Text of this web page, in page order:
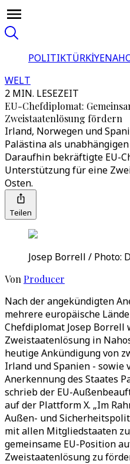
POLITIKTÜRKİYE
WELT
2 MIN. LESEZEIT
EU-Chefdiplomat:
Zweistaatenlösung fördern
Irland, Norwegen und
Palästina als
Daraufhin bekräftigte EU-
Unterstützung für eine
Osten.
Teilen
Josep Borrell / Photo:
Von Producer
Nach der angekündigten
mehrere europäische
Chefdiplomat Josep
Zweistaatenlösung in
heutige Ankündigung von
Irland und Spanien - sowie
Anerkennung des Staates
schrieb der EU-
auf der Plattform X. „Im
Außen- und
mit allen Mitgliedstaaten
gemeinsame EU-Position
Zweistaatenlösung zu